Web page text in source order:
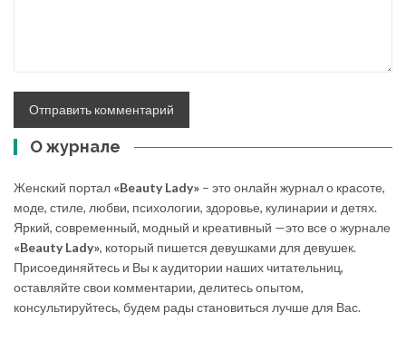
О журнале
Женский портал «Beauty Lady» – это онлайн журнал о красоте,
моде, стиле, любви, психологии, здоровье, кулинарии и детях.
Яркий, современный, модный и креативный —это все о журнале
«Beauty Lady», который пишется девушками для девушек.
Присоединяйтесь и Вы к аудитории наших читательниц,
оставляйте свои комментарии, делитесь опытом,
консультируйтесь, будем рады становиться лучше для Вас.